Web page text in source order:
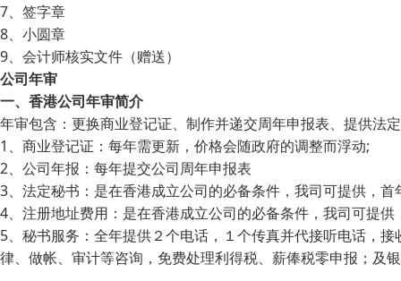
7、签字章
8、小圆章
9、会计师核实文件（赠送）
公司年审
一、香港公司年审简介
年审包含：更换商业登记证、制作并递交周年申报表、提供法
1、商业登记证：每年需更新，价格会随政府的调整而浮动;
2、公司年报：每年提交公司周年申报表
3、法定秘书：是在香港成立公司的必备条件，我司可提供，
4、注册地址费用：是在香港成立公司的必备条件，我司可提
5、秘书服务：全年提供２个电话，１个传真并代接听电话，
律、做帐、审计等咨询，免费处理利得税、薪俸税零申报；及